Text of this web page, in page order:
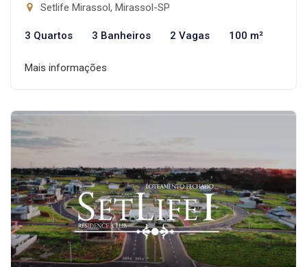
Setlife Mirassol, Mirassol-SP
3 Quartos 3 Banheiros 2 Vagas 100 m²
Mais informações